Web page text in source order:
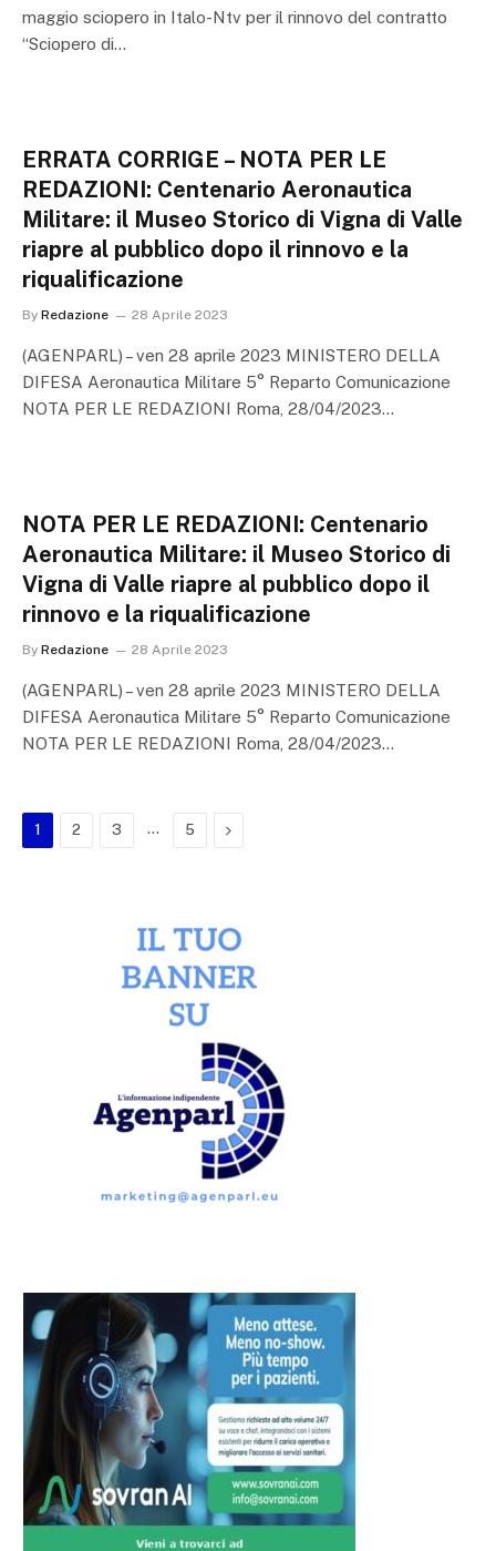
maggio sciopero in Italo-Ntv per il rinnovo del contratto
“Sciopero di…
ERRATA CORRIGE – NOTA PER LE
REDAZIONI: Centenario Aeronautica
Militare: il Museo Storico di Vigna di Valle
riapre al pubblico dopo il rinnovo e la
riqualificazione
By Redazione 28 Aprile 2023
(AGENPARL) – ven 28 aprile 2023 MINISTERO DELLA
DIFESA Aeronautica Militare 5° Reparto Comunicazione
NOTA PER LE REDAZIONI Roma, 28/04/2023…
NOTA PER LE REDAZIONI: Centenario
Aeronautica Militare: il Museo Storico di
Vigna di Valle riapre al pubblico dopo il
rinnovo e la riqualificazione
By Redazione 28 Aprile 2023
(AGENPARL) – ven 28 aprile 2023 MINISTERO DELLA
DIFESA Aeronautica Militare 5° Reparto Comunicazione
NOTA PER LE REDAZIONI Roma, 28/04/2023…
1 2 3 … 5 Next